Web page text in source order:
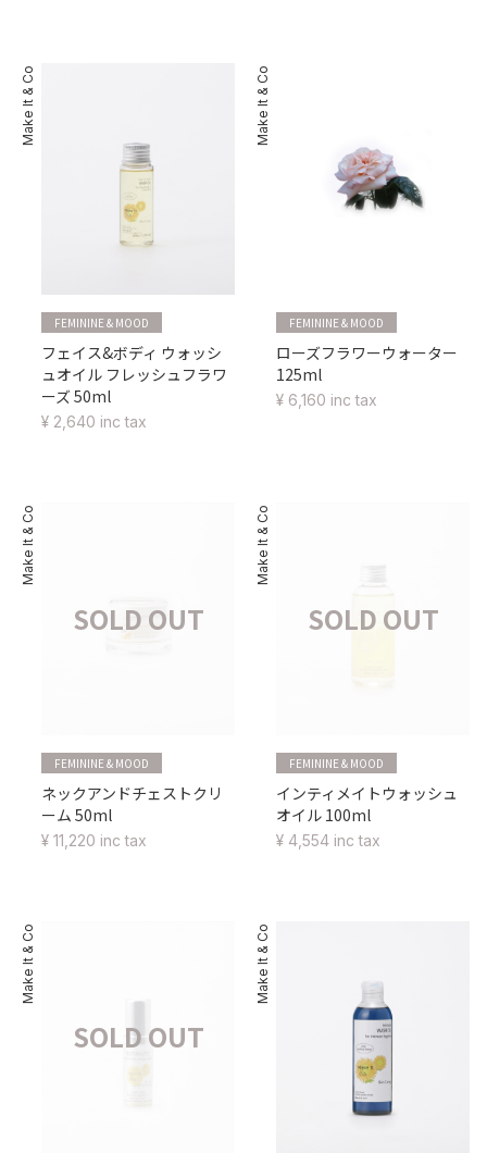
Make It & Co
FEMININE & MOOD
フェイス&ボディ ウォッシ
ュオイル フレッシュフラワ
ーズ 50ml
¥ 2,640 inc tax
Make It & Co
FEMININE & MOOD
ローズフラワーウォーター
125ml
¥ 6,160 inc tax
Make It & Co
SOLD OUT
FEMININE & MOOD
ネックアンドチェストクリ
ーム 50ml
¥ 11,220 inc tax
Make It & Co
SOLD OUT
FEMININE & MOOD
インティメイトウォッシュ
オイル 100ml
¥ 4,554 inc tax
Make It & Co
SOLD OUT
Make It & Co